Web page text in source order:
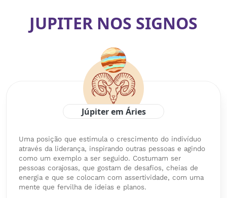
JUPITER NOS SIGNOS
Júpiter em Áries
Uma posição que estimula o crescimento do indivíduo
através da liderança, inspirando outras pessoas e agindo
como um exemplo a ser seguido. Costumam ser
pessoas corajosas, que gostam de desafios, cheias de
energia e que se colocam com assertividade, com uma
mente que fervilha de ideias e planos.